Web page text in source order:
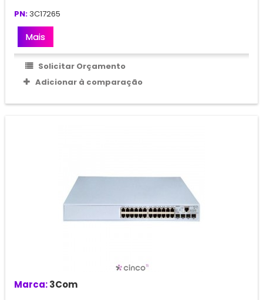
PN: 3C17265
Mais
Solicitar Orçamento
Adicionar à comparação
Marca:3Com